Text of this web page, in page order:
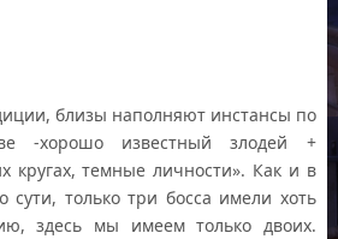
близы наполняют инстансы по
-хорошо известный злодей +
кругах, темные личности». Как и в
сути, только три босса имели хоть
здесь мы имеем только двоих.